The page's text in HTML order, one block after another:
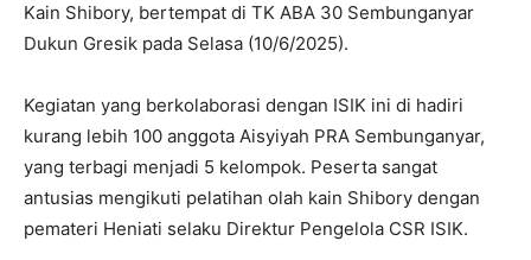
Kain Shibory, bertempat di TK ABA 30 Sembunganyar
Dukun Gresik pada Selasa (10/6/2025).
Kegiatan yang berkolaborasi dengan ISIK ini di hadiri
kurang lebih 100 anggota Aisyiyah PRA Sembunganyar,
yang terbagi menjadi 5 kelompok. Peserta sangat
antusias mengikuti pelatihan olah kain Shibory dengan
pemateri Heniati selaku Direktur Pengelola CSR ISIK.